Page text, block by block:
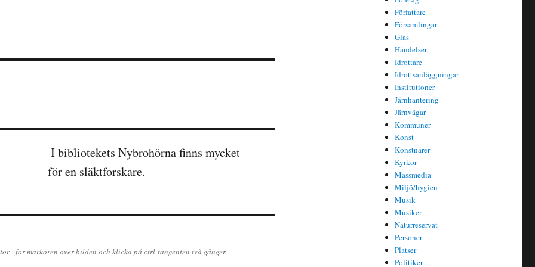
I bibliotekets Nybrohörna finns mycket
för en släktforskare.
för markören över bilden och klicka på ctrl-tangenten två gånger.
Författare
Församlingar
Glas
Händelser
Idrottare
Idrottsanläggningar
Institutioner
Järnhantering
Järnvägar
Kommuner
Konst
Konstnärer
Kyrkor
Massmedia
Miljö/hygien
Musik
Musiker
Naturreservat
Personer
Platser
Politiker